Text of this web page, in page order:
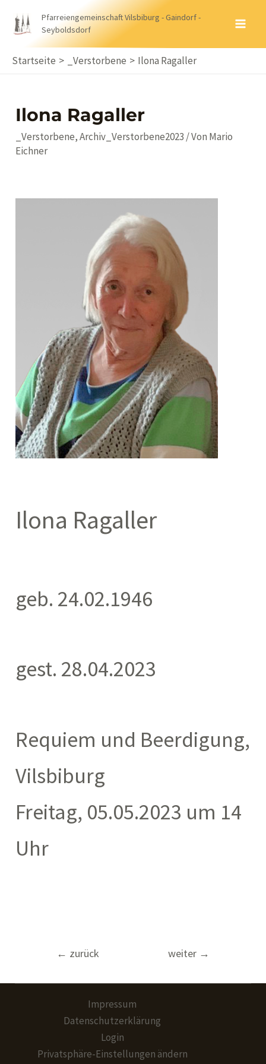
Inhalt
Pfarreiengemeinschaft Vilsbiburg - Gaindorf -
Seyboldsdorf
Startseite _Verstorbene Ilona Ragaller
Ilona Ragaller
_Verstorbene,Archiv_Verstorbene2023 / Von Mario
Eichner
Ilona Ragaller
geb. 24.02.1946
gest. 28.04.2023
Requiem und Beerdigung,
Vilsbiburg
Freitag, 05.05.2023 um 14
Uhr
Beitragsnavigation
← zurück weiter →
Impressum
Datenschutzerklärung
Login
Privatsphäre-Einstellungen ändern